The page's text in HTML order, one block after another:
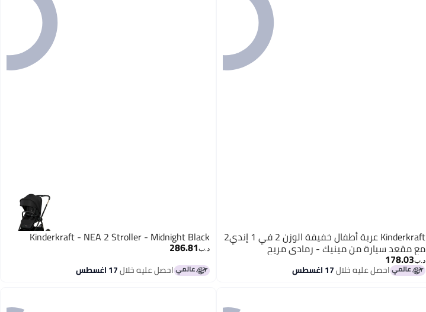
Kinderkraft عربة أطفال خفيفة الوزن 2 في 1 إندي2
مع مقعد سيارة من مينيك - رمادي مريح
د.ب‏178.03
احصل عليه خلال17 اغسطس
Kinderkraft - NEA 2 Stroller - Midnight Black
د.ب‏286.81
احصل عليه خلال17 اغسطس